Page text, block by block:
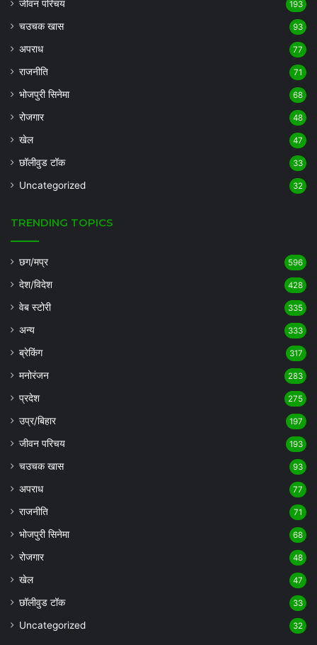
जीवन परिचय 193
चउचक खास 93
अपराध 77
राजनीति 71
भोजपुरी सिनेमा 68
रोजगार 48
खेल 47
छॉलीवुड टॉक 33
Uncategorized 32
TRENDING TOPICS
छग/मप्र 596
देश/विदेश 428
वेब स्टोरी 335
अन्य 333
ब्रेकिंग 317
मनोरंजन 283
प्रदेश 275
उप्र/बिहार 197
जीवन परिचय 193
चउचक खास 93
अपराध 77
राजनीति 71
भोजपुरी सिनेमा 68
रोजगार 48
खेल 47
छॉलीवुड टॉक 33
Uncategorized 32